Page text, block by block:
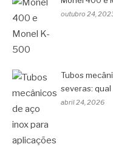
outubro 24,
Tubos
severas:
abril 24, 2026